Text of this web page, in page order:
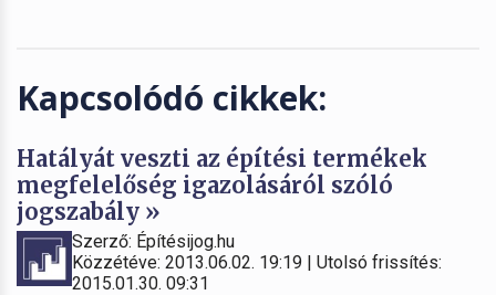
Kapcsolódó cikkek:
Hatályát veszti az építési termékek
megfelelőség igazolásáról szóló
jogszabály »
Szerző: Építésijog.hu
Közzétéve: 2013.06.02. 19:19 | Utolsó frissítés:
2015.01.30. 09:31